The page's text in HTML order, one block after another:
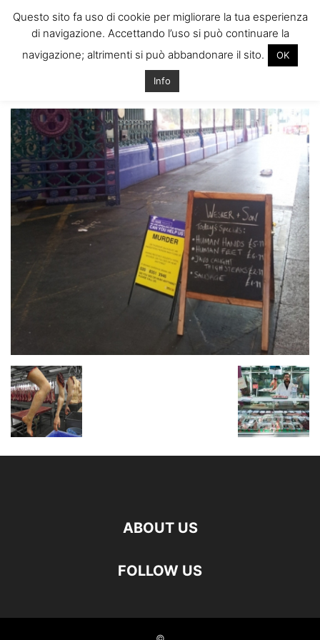
ITALIANI A
LONDRA
Il blog degli Italiani nella rebel city
Home Londra: carne umana in macelleria? 10
ABOUT US
FOLLOW US
Questo sito fa uso di cookie per migliorare la tua esperienza
di navigazione. Accettando l’uso si può continuare la
navigazione; altrimenti si può abbandonare il sito.
OK
Info